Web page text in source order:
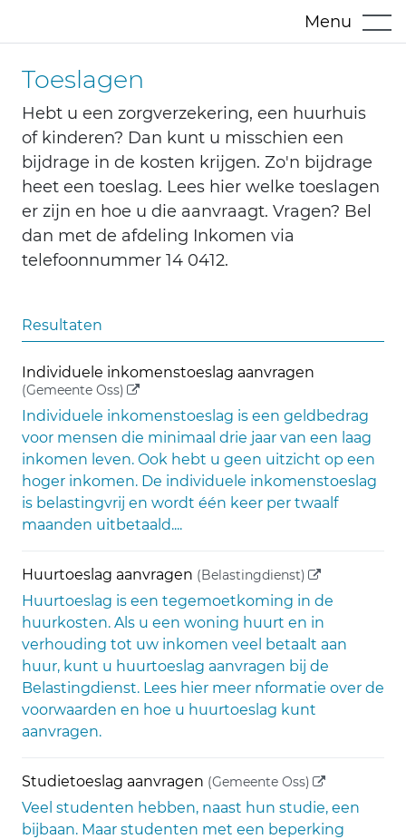
Menu
Toeslagen
Hebt u een zorgverzekering, een huurhuis
of kinderen? Dan kunt u misschien een
bijdrage in de kosten krijgen. Zo'n bijdrage
heet een toeslag. Lees hier welke toeslagen
er zijn en hoe u die aanvraagt. Vragen? Bel
dan met de afdeling Inkomen via
telefoonnummer 14 0412.
Resultaten
Individuele inkomenstoeslag aanvragen
(Gemeente Oss) (externe link)
Individuele inkomenstoeslag is een geldbedrag
voor mensen die minimaal drie jaar van een laag
inkomen leven. Ook hebt u geen uitzicht op een
hoger inkomen. De individuele inkomenstoeslag
is belastingvrij en wordt één keer per twaalf
maanden uitbetaald....
Huurtoeslag aanvragen (Belastingdienst) (externe link)
Huurtoeslag is een tegemoetkoming in de
huurkosten. Als u een woning huurt en in
verhouding tot uw inkomen veel betaalt aan
huur, kunt u huurtoeslag aanvragen bij de
Belastingdienst. Lees hier meer nformatie over de
voorwaarden en hoe u huurtoeslag kunt
aanvragen.
Studietoeslag aanvragen (Gemeente Oss) (externe link)
Veel studenten hebben, naast hun studie, een
bijbaan. Maar studenten met een beperking